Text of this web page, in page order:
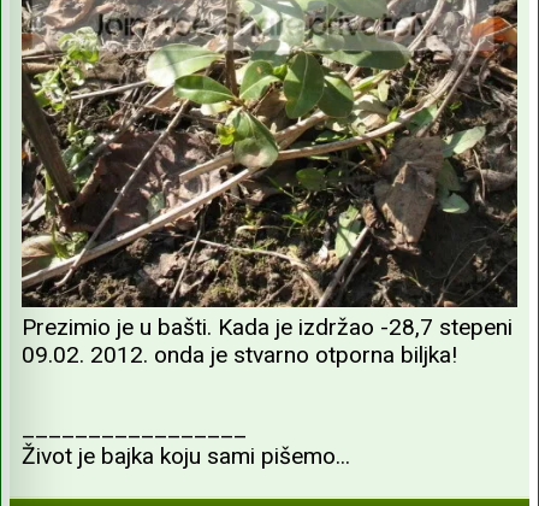
Prezimio je u bašti. Kada je izdržao -28,7 stepeni
09.02. 2012. onda je stvarno otporna biljka!
Život je bajka koju sami pišemo...